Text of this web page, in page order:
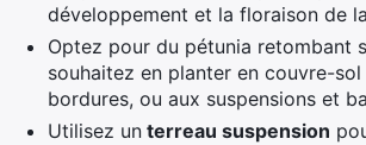
développement et la floraison de
Optez pour du pétunia retombant
souhaitez en planter en couvre-sol
bordures, ou aux suspensions et
Utilisez un terreau suspension